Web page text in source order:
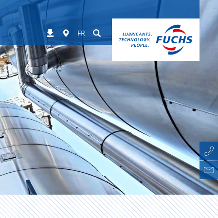
Téléchargements
Worldwide
FR Suchen